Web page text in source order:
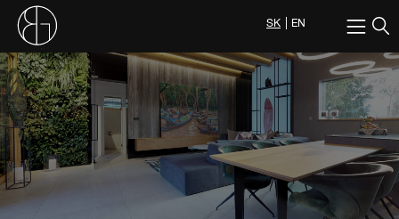
SK EN